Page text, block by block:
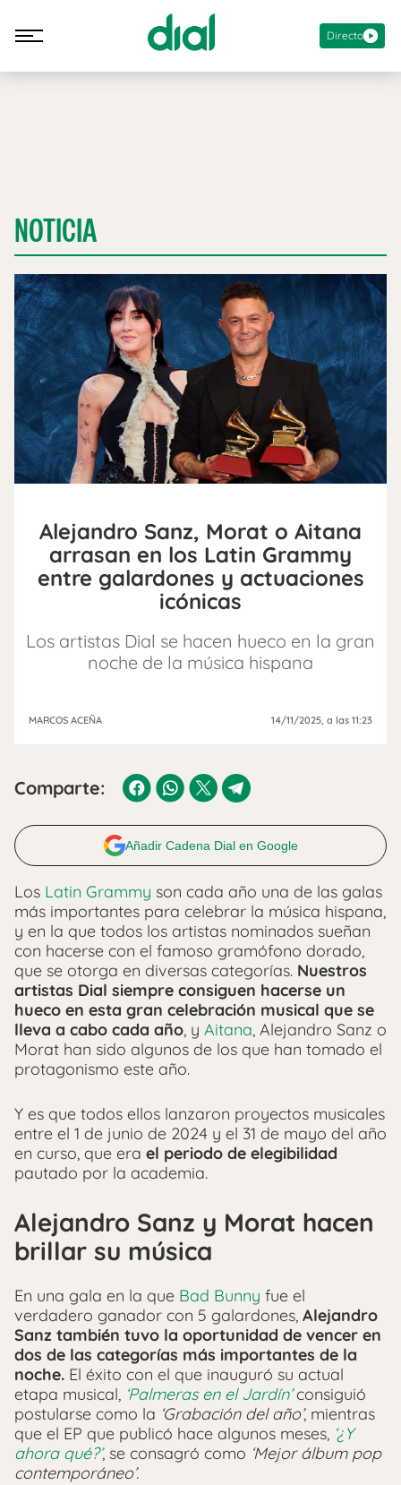
Directo
NOTICIA
Alejandro Sanz, Morat o Aitana
arrasan en los Latin Grammy
entre galardones y actuaciones
icónicas
Los artistas Dial se hacen hueco en la gran
noche de la música hispana
MARCOS ACEÑA 14/11/2025, a las 11:23
Comparte:
Añadir Cadena Dial en Google
Los Latin Grammy son cada año una de las galas
más importantes para celebrar la música hispana,
y en la que todos los artistas nominados sueñan
con hacerse con el famoso gramófono dorado,
que se otorga en diversas categorías. Nuestros
artistas Dial siempre consiguen hacerse un
hueco en esta gran celebración musical que se
lleva a cabo cada año, y Aitana, Alejandro Sanz o
Morat han sido algunos de los que han tomado el
protagonismo este año.
Y es que todos ellos lanzaron proyectos musicales
entre el 1 de junio de 2024 y el 31 de mayo del año
en curso, que era el periodo de elegibilidad
pautado por la academia.
Alejandro Sanz y Morat hacen
brillar su música
En una gala en la que Bad Bunny fue el
verdadero ganador con 5 galardones, Alejandro
Sanz también tuvo la oportunidad de vencer en
dos de las categorías más importantes de la
noche. El éxito con el que inauguró su actual
etapa musical, ‘Palmeras en el Jardín’consiguió
postularse como la ‘Grabación del año’, mientras
que el EP que publicó hace algunos meses, ‘¿Y
ahora qué?’, se consagró como ‘Mejor álbum pop
contemporáneo’.